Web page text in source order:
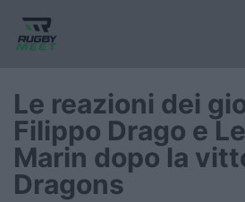
Nazionale
Nazionali giovanili
Le reazioni dei
Filippo Drago e
Marin dopo la
Dragons